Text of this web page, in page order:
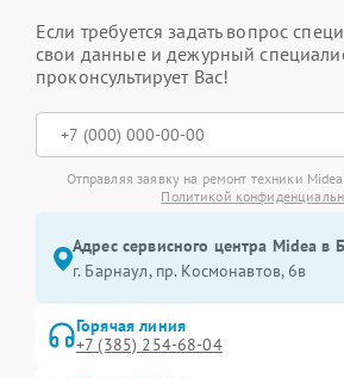
Если требуется задать вопрос
свои данные и дежурный
проконсультирует Вас!
Отправляя заявку на ремонт техники
Политикой
Адрес сервисного центра Midea в
г. Барнаул, ​пр. Космонавтов, 6в
Горячая линия
+7 (385) 254-68-04